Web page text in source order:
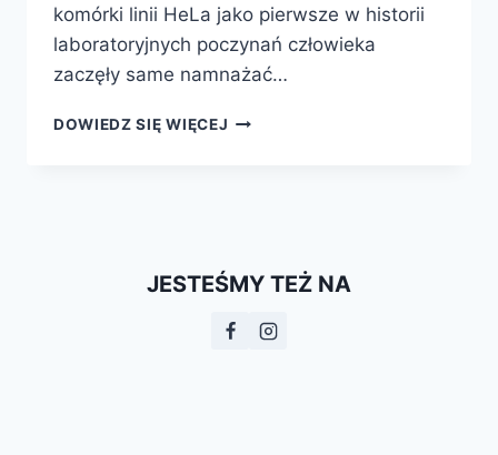
komórki linii HeLa jako pierwsze w historii
laboratoryjnych poczynań człowieka
zaczęły same namnażać…
DOWIEDZ SIĘ WIĘCEJ NIEŚMIERTELNE
JESTEŚMY TEŻ NA